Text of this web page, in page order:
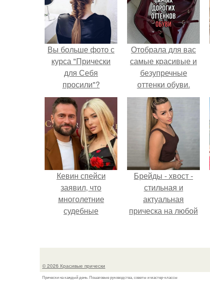
Вы больше фото с
курса "Прически
для Себя
просили"?
Отобрала для вас
самые красивые и
безупречные
оттенки обуви.
Кевин спейси
заявил, что
многолетние
судебные
уничтожили его
Брейды - хвост -
стильная и
актуальная
прическа на любой
© 2026 Красивые прически
Прически на каждый день. Пошаговые руководства, советы и мастер-классы